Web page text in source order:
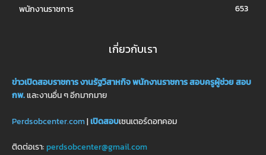
พนักงานราชการ
653
เกี่ยวกับเรา
ข่าวเปิดสอบราชการงานรัฐวิสาหกิจพนักงานราชการสอบครูผู้ช่วยสอบ
กพ.และงานอื่น ๆ อีกมากมาย
Perdsobcenter.com|เปิดสอบเซนเตอร์ดอทคอม
ติดต่อเรา: perdsobcenter@gmail.com